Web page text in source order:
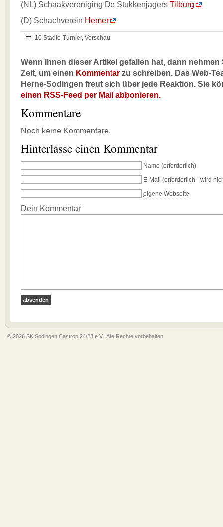
(NL) Schaakvereniging De Stukkenjagers Tilburg
(D) Schachverein Hemer
10 Städte-Turnier, Vorschau
Wenn Ihnen dieser Artikel gefallen hat, dann nehmen
Zeit, um einen Kommentar zu schreiben. Das Web-
Herne-Sodingen freut sich über jede Reaktion. Sie
einen RSS-Feed per Mail abbonieren.
Kommentare
Noch keine Kommentare.
Hinterlasse einen Kommentar
Name (erforderlich)
E-Mail (erforderlich - wird
eigene Webseite
Dein Kommentar
© 2026 SK Sodingen Castrop 24/23 e.V.. Alle Rechte vorbehalten